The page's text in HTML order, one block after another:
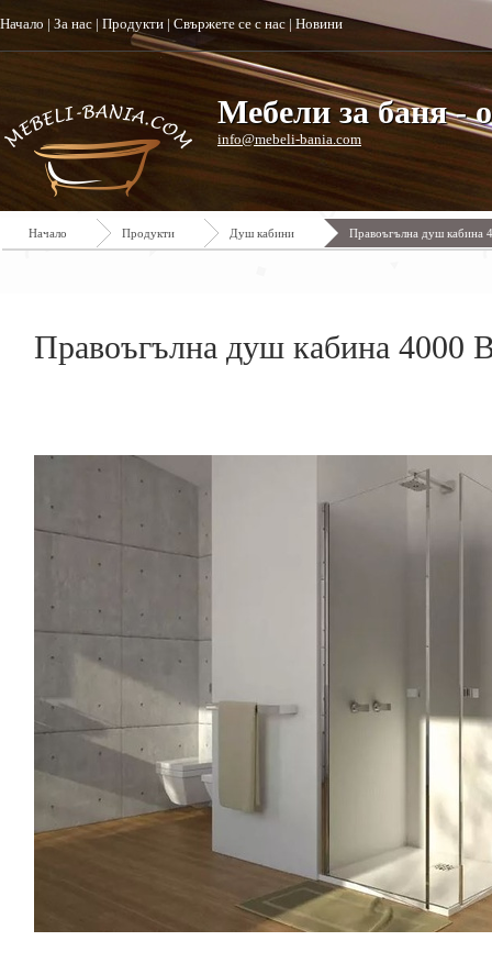
Начало | За нас | Продукти | Свържете се с нас | Новини
Мебели за баня -
info@mebeli-bania.com
Начало Продукти Душ кабини Правоъгълна душ кабина
Правоъгълна душ кабина 4000